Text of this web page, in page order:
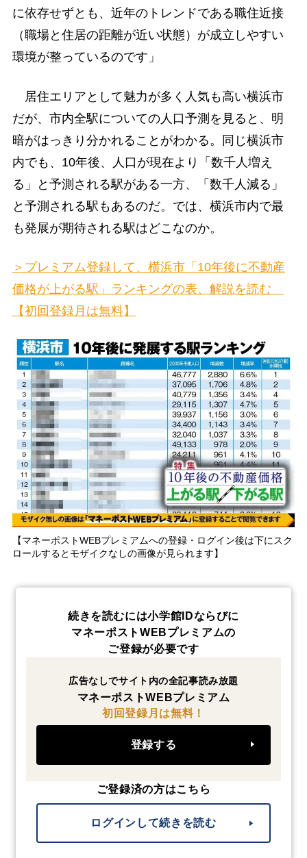
に依存せずとも、近年のトレンドである職住近接
（職場と住居の距離が近い状態）が成立しやすい
環境が整っているのです」
居住エリアとして魅力が多く人気も高い横浜市
だが、市内全駅についての人口予測を見ると、明
暗がはっきり分かれることがわかる。同じ横浜市
内でも、10年後、人口が現在より「数千人増え
る」と予測される駅がある一方、「数千人減る」
と予測される駅もあるのだ。では、横浜市内で最
も発展が期待される駅はどこなのか。
＞プレミアム登録して、横浜市「10年後に不動産
価格が上がる駅」ランキングの表、解説を読む
【初回登録月は無料】
【マネーポストWEBプレミアムへの登録・ログイン後は下にスク
ロールするとモザイクなしの画像が見られます】
続きを読むには小学館IDならびに
マネーポストWEBプレミアムの
ご登録が必要です
広告なしでサイト内の全記事読み放題
マネーポストWEBプレミアム
初回登録月は無料！
登録する
ご登録済の方はこちら
ログインして続きを読む